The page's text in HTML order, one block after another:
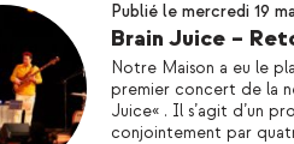
Publié le mercredi 19
Brain Juice –
Notre Maison a eu le
premier concert de la
Juice« . Il s’agit d’un
conjointement par